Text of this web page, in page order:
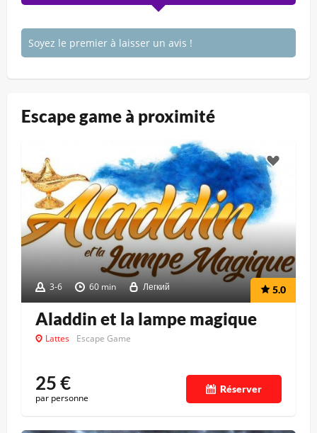
Soyez le premier à laisser un avis !
Escape game à proximité
3-6 60 min Легкий 5.0
Aladdin et la lampe magique
Lattes Escape Game
25€
par personne
Réserver